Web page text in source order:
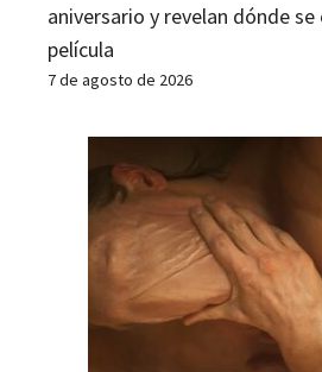
aniversario y revelan dónde se
película
7 de agosto de 2026